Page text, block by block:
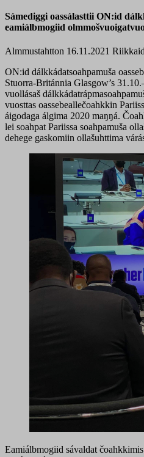
Sámediggi oassálasttii ON:id
eamiálbmogiid
Almmustahtton 16.11.2021
ON:id dálkkádatsoahpamuša
Stuorra-Británnia Glasgow’s
vuollásaš
vuosttas oassebeallečoahkkin
áigodaga álgima 2020 maŋŋá.
lei soahpat Pariissa soahpamuša
dehege gaskomiin ollašuhttima
Eamiálbmogiid sávaldat